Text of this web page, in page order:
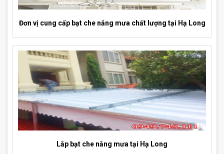
Đơn vị cung cấp bạt che nắng mưa chất lượng tại Hạ Long
Lắp bạt che nắng mưa tại Hạ Long